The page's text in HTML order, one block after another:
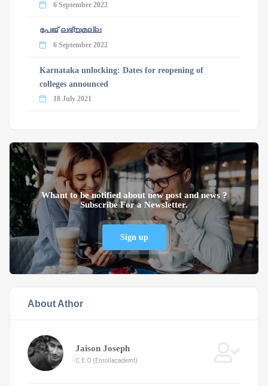
6 September 2022
പേജ് ലഭ്യമല്ല
6 September 2022
Karnataka unlocking: Dates for reopening of
colleges announced
18 July 2021
Whant to be notified about new post and news ?
Subscribe For a Newsletter.
Sign up
About Athor
Jaison Joseph
C.E.O (Enrollacademt)